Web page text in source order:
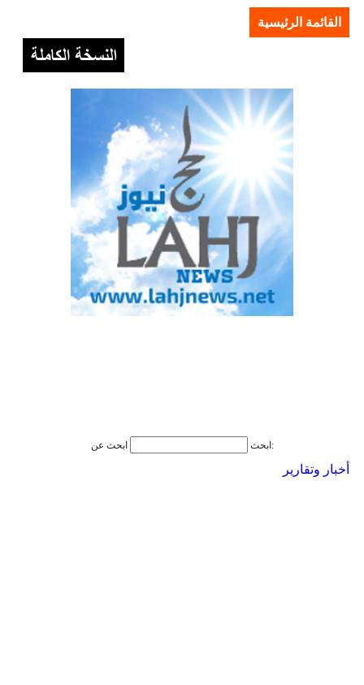
القائمة الرئيسية
ابحث ابحث عن:
أخبار وتقارير